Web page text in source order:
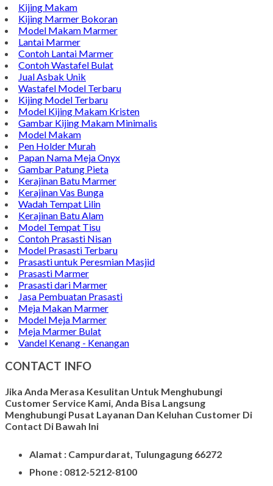
Kijing Makam
Kijing Marmer Bokoran
Model Makam Marmer
Lantai Marmer
Contoh Lantai Marmer
Contoh Wastafel Bulat
Jual Asbak Unik
Wastafel Model Terbaru
Kijing Model Terbaru
Model Kijing Makam Kristen
Gambar Kijing Makam Minimalis
Model Makam
Pen Holder Murah
Papan Nama Meja Onyx
Gambar Patung Pieta
Kerajinan Batu Marmer
Kerajinan Vas Bunga
Wadah Tempat Lilin
Kerajinan Batu Alam
Model Tempat Tisu
Contoh Prasasti Nisan
Model Prasasti Terbaru
Prasasti untuk Peresmian Masjid
Prasasti Marmer
Prasasti dari Marmer
Jasa Pembuatan Prasasti
Meja Makan Marmer
Model Meja Marmer
Meja Marmer Bulat
Vandel Kenang - Kenangan
CONTACT INFO
Jika Anda Merasa Kesulitan Untuk Menghubungi
Customer Service Kami, Anda Bisa Langsung
Menghubungi Pusat Layanan Dan Keluhan Customer Di
Contact Di Bawah Ini
Alamat : Campurdarat, Tulungagung 66272
Phone : 0812-5212-8100